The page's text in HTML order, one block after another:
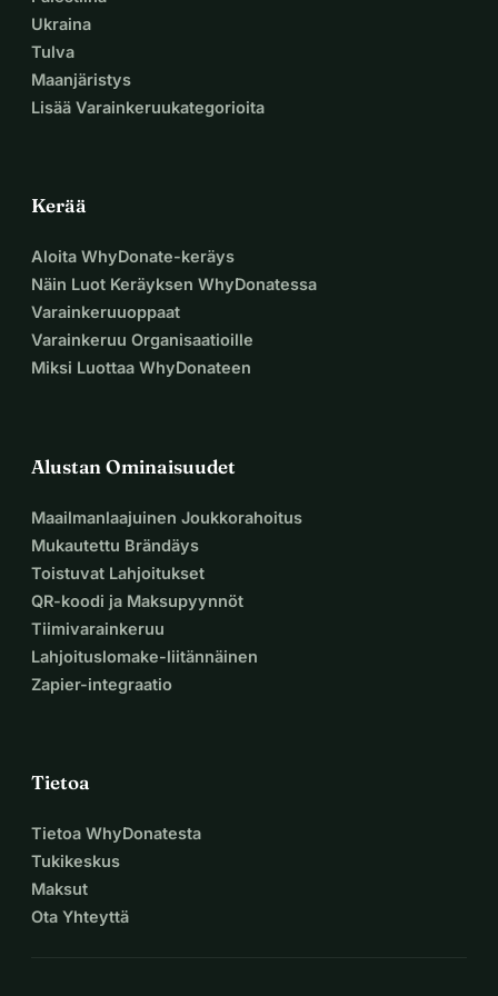
Jokainen euro, jonka lahjoitat, auttaa näitä lapsia
rakentamaan tulevaisuuttaan. Voimmeko luottaa sinuun?
10 , 15 , 25 tai mitä ikinä voitkaan lahjoittaa, voi varmistaa,
että nämä projektit toteutuvat.
Anna lahjoitus tänään ja tee ero
Ukraina
Tulva
Maanjäristys
Lisää Varainkeruukategorioita
Kerää
Aloita WhyDonate-keräys
Näin Luot Keräyksen WhyDonatessa
Varainkeruuoppaat
Varainkeruu Organisaatioille
Miksi Luottaa WhyDonateen
Alustan Ominaisuudet
Maailmanlaajuinen Joukkorahoitus
Mukautettu Brändäys
Toistuvat Lahjoitukset
QR-koodi ja Maksupyynnöt
Tiimivarainkeruu
Lahjoituslomake-liitännäinen
Zapier-integraatio
Tietoa
Tietoa WhyDonatesta
Tukikeskus
Maksut
Ota Yhteyttä